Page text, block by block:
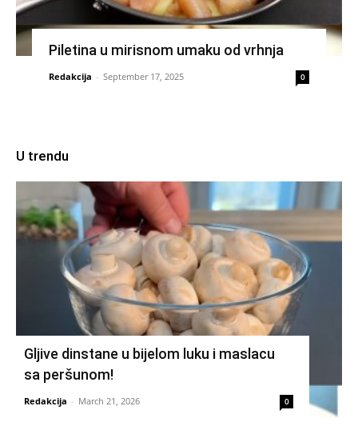
Piletina u mirisnom umaku od vrhnja
Redakcija - September 17, 2025 0
U trendu
Gljive dinstane u bijelom luku i maslacu
sa peršunom!
Redakcija - March 21, 2026 0